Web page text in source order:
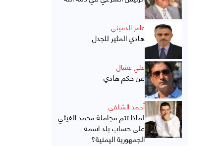
عامر الدميني
هادي المثير للجدل
علي عشال
عن حكم هادي
أحمد الشلفي
لماذا تتم مجاملة محمد الغيثي
على حساب بلد اسمه
الجمهورية اليمنية؟